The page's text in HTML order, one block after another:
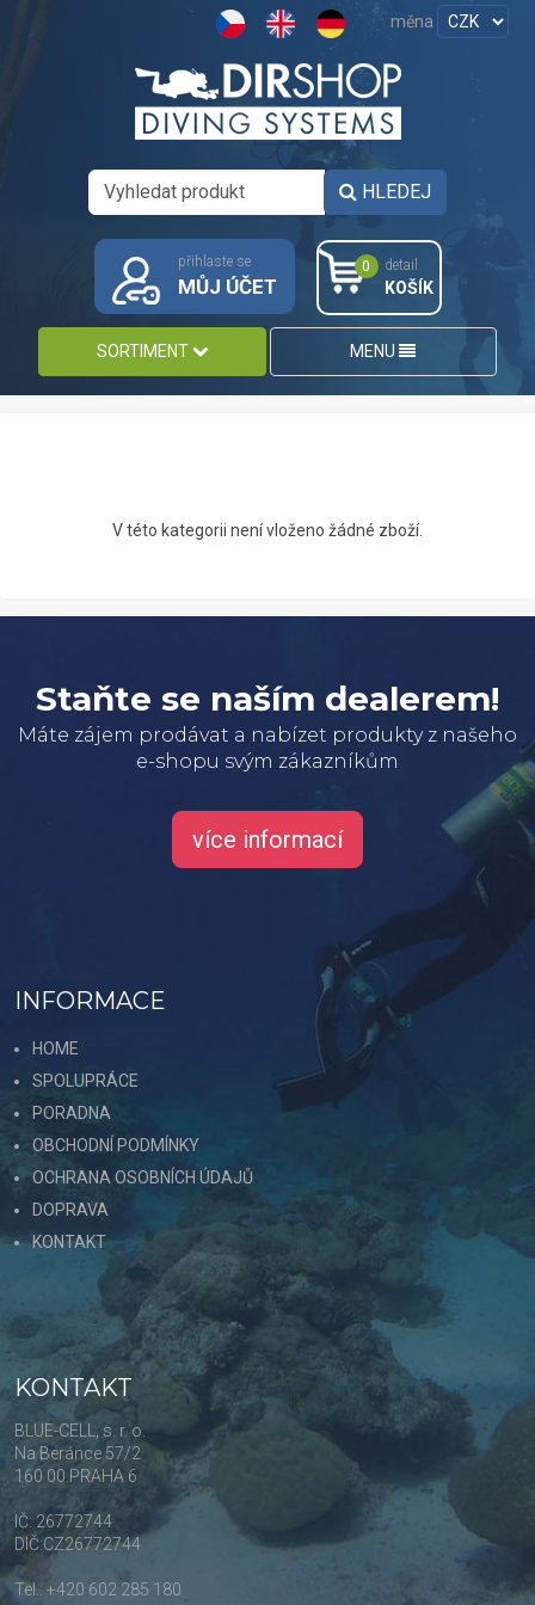
měna
HLEDEJ
přihlaste se
MŮJ ÚČET
0 detail
KOŠÍK
SORTIMENT MENU
V této kategorii není vloženo žádné zboží.
Staňte se naším dealerem!
Máte zájem prodávat a nabízet produkty z našeho
e-shopu svým zákazníkům
více informací
INFORMACE
HOME
SPOLUPRÁCE
PORADNA
OBCHODNÍ PODMÍNKY
OCHRANA OSOBNÍCH ÚDAJŮ
DOPRAVA
KONTAKT
KONTAKT
BLUE-CELL, s. r. o.
Na Beránce 57/2
160 00 PRAHA 6
IČ: 26772744
DIČ:CZ26772744
Tel.: +420 602 285 180